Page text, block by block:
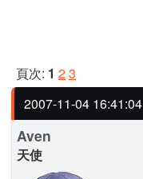
頁次: 1 23
2007-11-04 16:41:04
Aven
天使